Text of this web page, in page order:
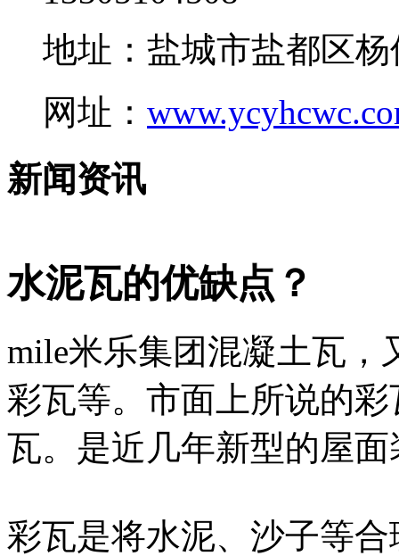
地址：盐城市盐都区
网址：
新闻资讯
水泥瓦的优缺点？
mile米乐集团混凝土瓦，
彩瓦等。市面上所说的
瓦。是近几年新型的屋
彩瓦是将水泥、沙子等